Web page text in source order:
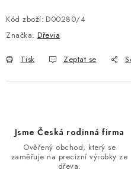
Kód zboží: D00280/4
Značka: Dřevia
Tisk Zeptat se
Jsme Česká rodinná firma
Ověřený obchod, který se
zaměřuje na precizní výrobky ze
dřeva.